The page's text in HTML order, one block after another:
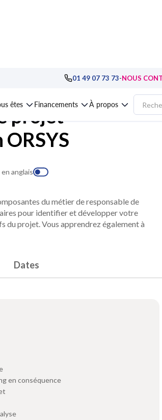
01 49 07 73 73-NOUS
êtes Financements À propos
de la gestion de projet Formation
projet
anglais
du métier de responsable de
pour identifier et développer votre
du projet. Vous apprendrez également à
Dates
en conséquence